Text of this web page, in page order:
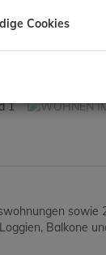
sowie
Balkone
Cookies